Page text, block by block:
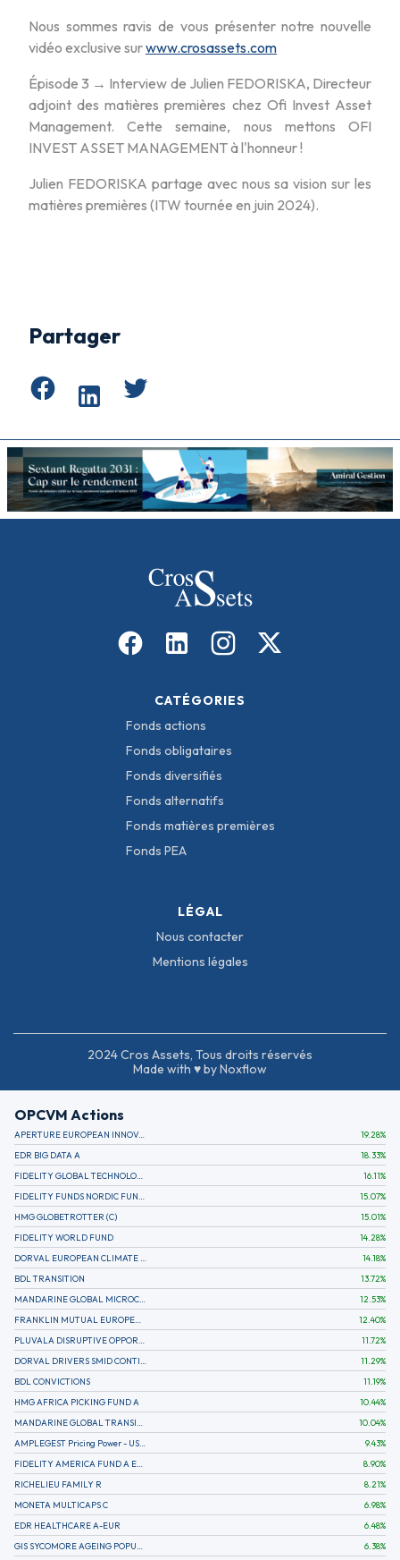
Nous sommes ravis de vous présenter notre nouvelle
vidéo exclusive surwww.crosassets.com
Épisode 3 → Interview de Julien FEDORISKA, Directeur
adjoint des matières premières chez Ofi Invest Asset
Management. Cette semaine, nous mettons OFI
INVEST ASSET MANAGEMENT à l'honneur !
Julien FEDORISKA partage avec nous sa vision sur les
matières premières (ITW tournée en juin 2024).
Partager
CATÉGORIES
Fonds actions
Fonds obligataires
Fonds diversifiés
Fonds alternatifs
Fonds matières premières
Fonds PEA
LÉGAL
Nous contacter
Mentions légales
2024 Cros Assets, Tous droits réservés
Made with ♥ by Noxflow
OPCVM Actions
APERTURE EUROPEAN INNOVATION 19.28%
EDR BIG DATA A
18.33%
16.11%
15.07%
HMG GLOBETROTTER (C)
15.01%
FIDELITY WORLD FUND
14.28%
14.18%
BDL TRANSITION
13.72%
12.53%
12.40%
11.72%
11.29%
BDL CONVICTIONS
11.19%
HMG AFRICA PICKING FUND A
10.44%
10.04%
9.43%
8.90%
RICHELIEU FAMILY R
8.21%
MONETA MULTICAPS C
6.98%
EDR HEALTHCARE A-EUR
6.48%
6.38%